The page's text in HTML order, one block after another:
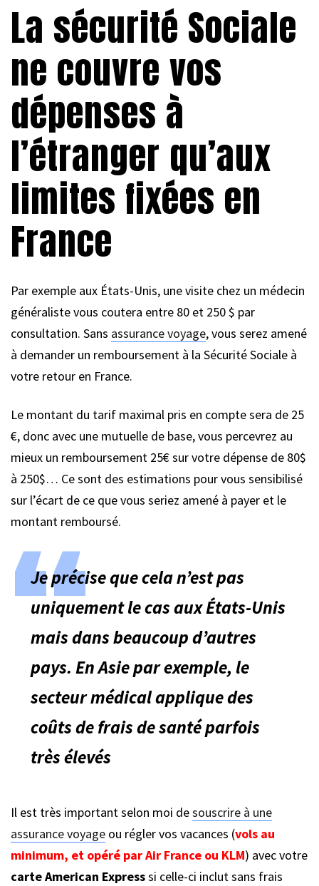
La sécurité Sociale
ne couvre vos
dépenses à
l’étranger qu’aux
limites fixées en
France
Par exemple aux États-Unis, une visite chez un médecin
généraliste vous coutera entre 80 et 250 $ par
consultation. Sans assurance voyage, vous serez amené
à demander un remboursement à la Sécurité Sociale à
votre retour en France.
Le montant du tarif maximal pris en compte sera de 25
€, donc avec une mutuelle de base, vous percevrez au
mieux un remboursement 25€ sur votre dépense de 80$
à 250$… Ce sont des estimations pour vous sensibilisé
sur l’écart de ce que vous seriez amené à payer et le
montant remboursé.
Je précise que cela n’est pas
uniquement le cas aux États-Unis
mais dans beaucoup d’autres
pays. En Asie par exemple, le
secteur médical applique des
coûts de frais de santé parfois
très élevés
Il est très important selon moi desouscrire à une
assurance voyage ou régler vos vacances (vols au
minimum, et opéré par Air France ou KLM) avec votre
carte American Expresssi celle-ci inclut sans frais